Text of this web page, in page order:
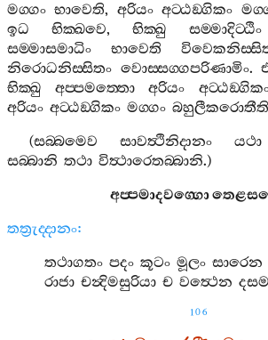
මග‍්ගං භාවෙති, අරියං අට‍්ඨඞ‍්ගිකං
ඉධ
භික‍්ඛවෙ,භික‍්ඛු සම‍්මාදිට‍්ඨිං
සම‍්මාසමාධිං
භාවෙති
නිරොධනිස‍්සිතං වොස‍්සග‍්ගපරිණාමිං.
භික‍්ඛු
අප‍්පමත‍්තො අරියං
අරියං අට‍්ඨඞ‍්ගිකං මග‍්ගං බහුලීකරොතීති
(සබ‍්බමෙව සාවත්‍ථිනිදානං යථා
සබ‍්බානි තථා විත්‍ථාරෙතබ‍්බානි.)
අප‍්පමාදවග‍්ගො
තත්‍රුද‍්දානං:
තථාගතං පදං කූටං මූලං සාරෙන
රාජා චන්‍දිමසුරියා ච වත්‍ථෙන
106